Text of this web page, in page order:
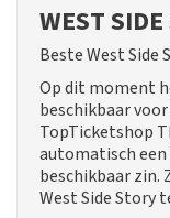
WEST
Beste West Side
Op dit moment
beschikbaar voor
TopTicketshop
automatisch
beschikbaar zin.
West Side Story